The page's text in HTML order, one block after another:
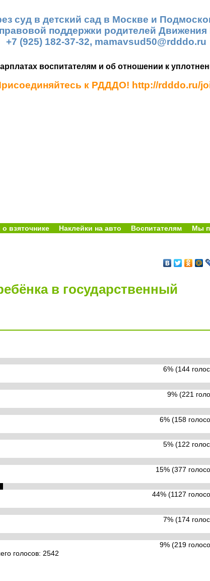
суд в детский сад в Москве и
поддержки родителей
+7 (925) 182-37-32, mamavsud50@rdddo.ru
воспитателям и об отношении к
к РДДДО! http://rdddo.ru/
взяточнике Наклейки на авто Воспитателям Мы
в государственный
6% (144
9% (221
6% (158
5% (122
15% (377
44% (1127
7% (174
9% (219
голосов: 2542